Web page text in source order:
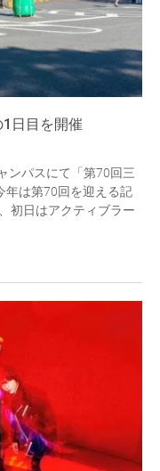
日目を開催
ンパスにて「第70回三
年は第70回を迎える記
初日はアクティブラー